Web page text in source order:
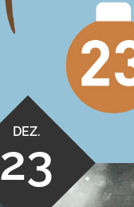
DEZ.
23